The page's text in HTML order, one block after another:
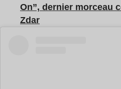
On”, dernier morceau
Zdar